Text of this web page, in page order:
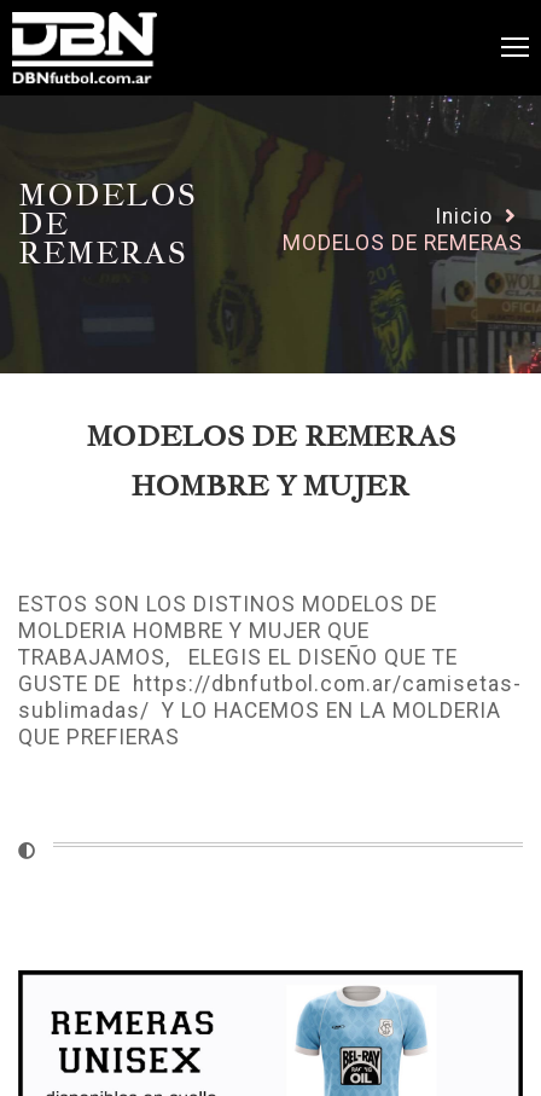
MODELOS
DE
REMERAS
Inicio
MODELOS DE REMERAS
MODELOS DE REMERAS
HOMBRE Y MUJER
ESTOS SON LOS DISTINOS MODELOS DE
MOLDERIA HOMBRE Y MUJER QUE
TRABAJAMOS, ELEGIS EL DISEÑO QUE TE
GUSTE DE https://dbnfutbol.com.ar/camisetas-
sublimadas/ Y LO HACEMOS EN LA MOLDERIA
QUE PREFIERAS